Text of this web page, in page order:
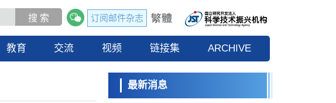
教育 交流 视频 链接集 ARCHIVE
订阅邮件杂志
最新消息
科学研究
庆应义塾大学阐明脑内“游击手”小胶质细胞包
裹保护受损神经细胞的机制，有望用于开发
100万倍的新技术
经济・社会
【AI法下篇】如何应对AI的不可控性——中